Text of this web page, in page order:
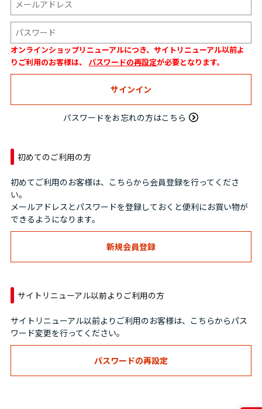
オンラインショップリニューアルにつき、サイトリニューアル以前よ
りご利用のお客様は、 パスワードの再設定が必要となります。
パスワードをお忘れの方はこちら
初めてのご利用の方
初めてご利用のお客様は、こちらから会員登録を行ってくださ
い。
メールアドレスとパスワードを登録しておくと便利にお買い物が
できるようになります。
サイトリニューアル以前よりご利用の方
サイトリニューアル以前よりご利用のお客様は、こちらからパス
ワード変更を行ってください。